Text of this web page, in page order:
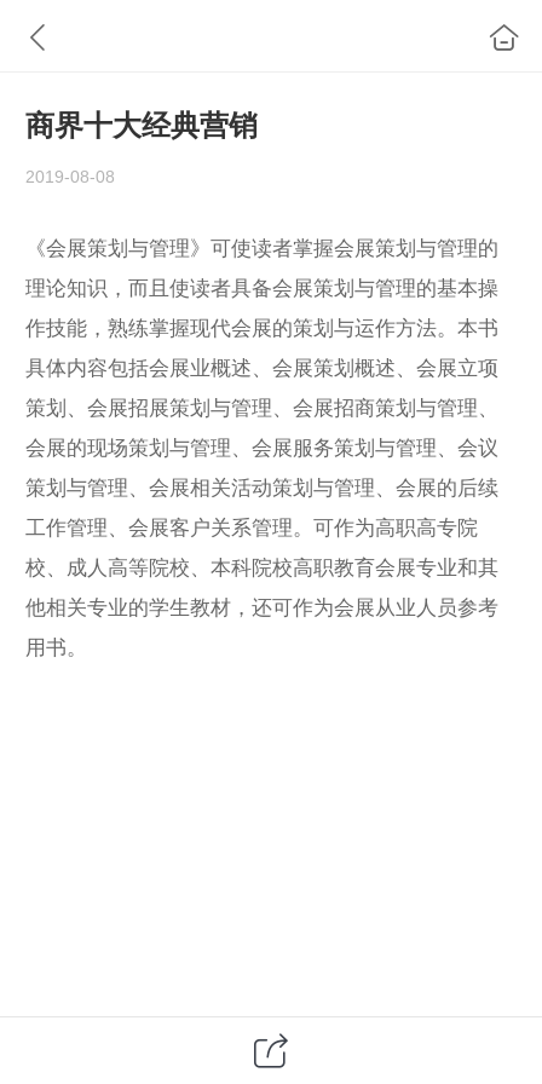
商界十大经典营销
2019-08-08
《会展策划与管理》可使读者掌握会展策划与管理的
理论知识，而且使读者具备会展策划与管理的基本操
作技能，熟练掌握现代会展的策划与运作方法。本书
具体内容包括会展业概述、会展策划概述、会展立项
策划、会展招展策划与管理、会展招商策划与管理、
会展的现场策划与管理、会展服务策划与管理、会议
策划与管理、会展相关活动策划与管理、会展的后续
工作管理、会展客户关系管理。可作为高职高专院
校、成人高等院校、本科院校高职教育会展专业和其
他相关专业的学生教材，还可作为会展从业人员参考
用书。